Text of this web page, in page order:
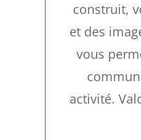
construit,
et des
vous
activité.